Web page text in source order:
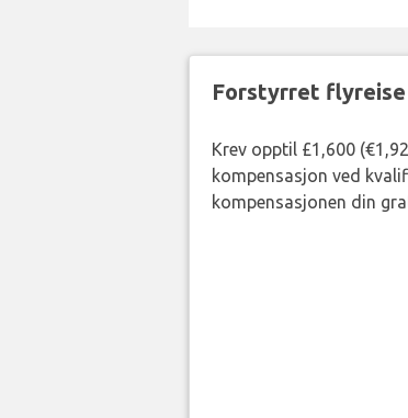
Forstyrret
Krev opptil £1,600
kompensasjon ved
kompensasjonen din